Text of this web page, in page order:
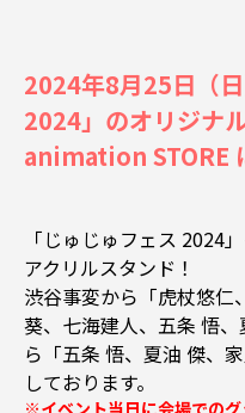
2024年8月25日（
2024」のオリジナ
animation STORE
「じゅじゅフェス 2024
アクリルスタンド！
渋谷事変から「虎杖悠仁
葵、七海建人、五条 悟
ら「五条 悟、夏油 傑、
しております。